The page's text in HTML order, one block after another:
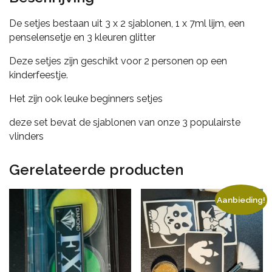
De setjes bestaan uit 3 x 2 sjablonen, 1 x 7ml lijm, een
penselensetje en 3 kleuren glitter
Deze setjes zijn geschikt voor 2 personen op een
kinderfeestje.
Het zijn ook leuke beginners setjes
deze set bevat de sjablonen van onze 3 populairste
vlinders
Gerelateerde producten
Aanbieding!